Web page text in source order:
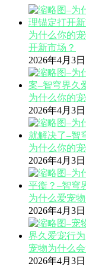
为什么你的
开新市场？
2026年4月3日
为什么你的
2026年4月3日
为什么你的
2026年4月3日
为什么爱宠
2026年4月3日
宠物为什么
2026年4月3日